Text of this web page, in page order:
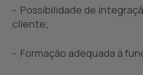
- Possibilidade de
cliente;
- Formação adequada à